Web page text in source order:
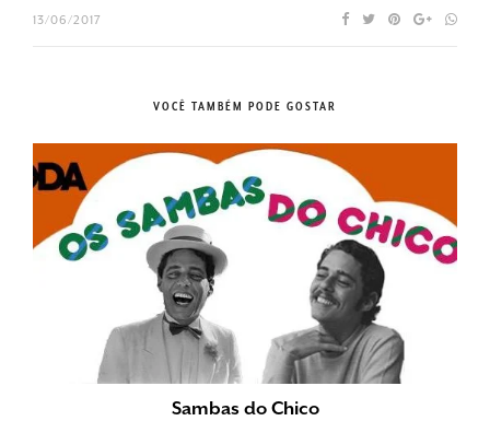
13/06/2017
VOCÊ TAMBÉM PODE GOSTAR
Sambas do Chico